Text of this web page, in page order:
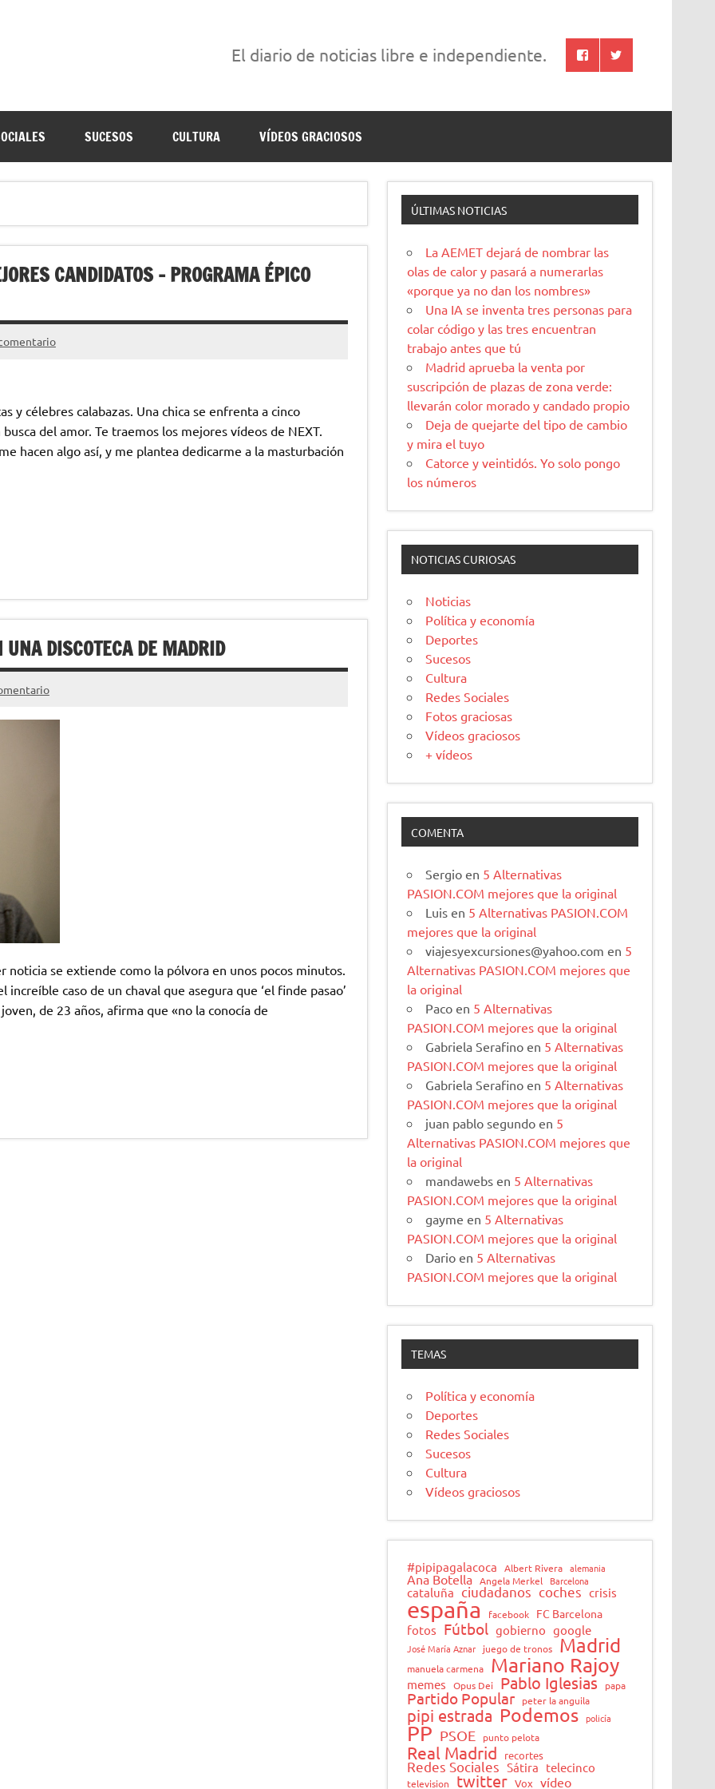
El diario de noticias libre e independiente.
SUCESOS CULTURA VÍDEOS GRACIOSOS
CANDIDATOS – PROGRAMA ÉPICO
y célebres calabazas. Una chica se enfrenta a cinco
del amor. Te traemos los mejores vídeos de NEXT.
hacen algo así, y me plantea dedicarme a la masturbación
UNA DISCOTECA DE MADRID
noticia se extiende como la pólvora en unos pocos minutos.
caso de un chaval que asegura que ‘el finde pasao’
de 23 años, afirma que «no la conocía de
ÚLTIMAS NOTICIAS
La AEMET dejará de nombrar las
olas de calor y pasará a numerarlas
«porque ya no dan los nombres»
Una IA se inventa tres personas para
colar código y las tres encuentran
trabajo antes que tú
Madrid aprueba la venta por
suscripción de plazas de zona verde:
llevarán color morado y candado propio
Deja de quejarte del tipo de cambio
y mira el tuyo
Catorce y veintidós. Yo solo pongo
los números
NOTICIAS CURIOSAS
Noticias
Política y economía
Deportes
Sucesos
Cultura
Redes Sociales
Fotos graciosas
Vídeos graciosos
+ vídeos
COMENTA
Sergio en 5 Alternativas
PASION.COM mejores que la original
Luis en 5 Alternativas PASION.COM
mejores que la original
viajesyexcursiones@yahoo.com en 5
Alternativas PASION.COM mejores que
la original
Paco en 5 Alternativas
PASION.COM mejores que la original
Gabriela Serafino en 5 Alternativas
PASION.COM mejores que la original
Gabriela Serafino en 5 Alternativas
PASION.COM mejores que la original
juan pablo segundo en 5
Alternativas PASION.COM mejores que
la original
mandawebs en 5 Alternativas
PASION.COM mejores que la original
gayme en 5 Alternativas
PASION.COM mejores que la original
Dario en 5 Alternativas
PASION.COM mejores que la original
TEMAS
Política y economía
Deportes
Redes Sociales
Sucesos
Cultura
Vídeos graciosos
#pipipagalacoca Albert Rivera alemania
Ana Botella Angela Merkel Barcelona
cataluña ciudadanos coches crisis
españa facebook FC Barcelona
fotos Fútbol gobierno google
José María Aznar juego de tronos Madrid
manuela carmena Mariano Rajoy
memes Opus Dei Pablo Iglesias papa
Partido Popular peter la anguila
pipi estrada Podemos policía
PP PSOE punto pelota
Real Madrid recortes
Redes Sociales Sátira telecinco
television twitter Vox vídeo